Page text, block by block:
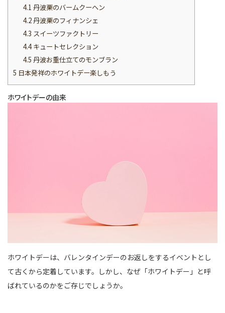
4.1 丹波栗のバームクーヘン
4.2丹波栗のフィナンシェ
4.3 スイーツファクトリー
4.4キュートセレクション
4.5 丹波お重仕立てのモンブラン
5 日本発祥のホワイトデー楽しもう
ホワイトデーの由来
ホワイトデーは、バレンタインデーのお返しをするイベントとし
て古くから定着しています。しかし、なぜ「ホワイトデー」と呼
ばれているのかをご存じでしょうか。